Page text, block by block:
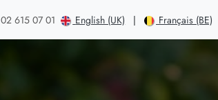
02 615 07 01 English (UK) | Français (BE)